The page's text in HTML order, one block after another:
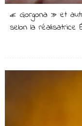
« Gorgona » et
selon la réalisatrice